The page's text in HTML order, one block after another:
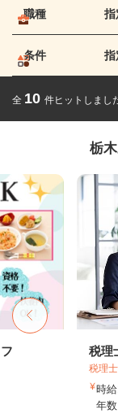
職種 指
条件 指
全 10 件ヒットしまし
栃
税理
税理
時
年